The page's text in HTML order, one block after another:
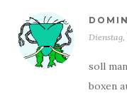
Dienstag,
soll
boxen